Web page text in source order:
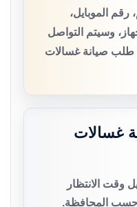
الموبايل،
وسيتم التواصل
طلب صيانة غسالات
غسالات
وقت الانتظار
حسب المحافظة.